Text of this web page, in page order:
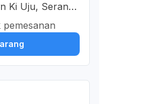
Ki Uju, Serang,
Indonesia